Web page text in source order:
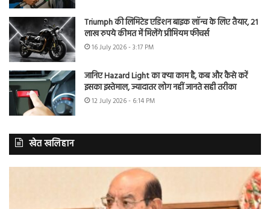
Triumph की लिमिटेड एडिशन बाइक लॉन्च के लिए तैयार, 21
लाख रुपये कीमत में मिलेंगे प्रीमियम फीचर्स
16 July 2026 - 3:17 PM
जानिए Hazard Light का क्या काम है, कब और कैसे करें
इसका इस्तेमाल, ज्यादातर लोग नहीं जानते सही तरीका
12 July 2026 - 6:14 PM
खेत खलिहान